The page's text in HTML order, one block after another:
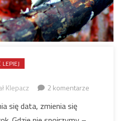
Klepacz 2 komentarze
się data, zmienia się